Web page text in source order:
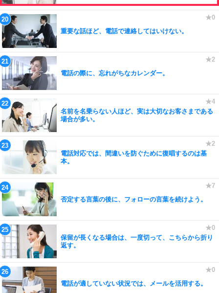
重要な話ほど、電話で連絡してはいけない。
電話の際に、忘れがちなカレンダー。
名前を名乗らない人ほど、実は大切なお客さまである
場合が多い。
電話対応では、間違いを防ぐために復唱するのは基
本。
否定する言葉の後に、フォローの言葉を続けよう。
保留が長くなる場合は、一度切って、こちらから折り
返す。
電話が適していない状況では、メールを活用する。